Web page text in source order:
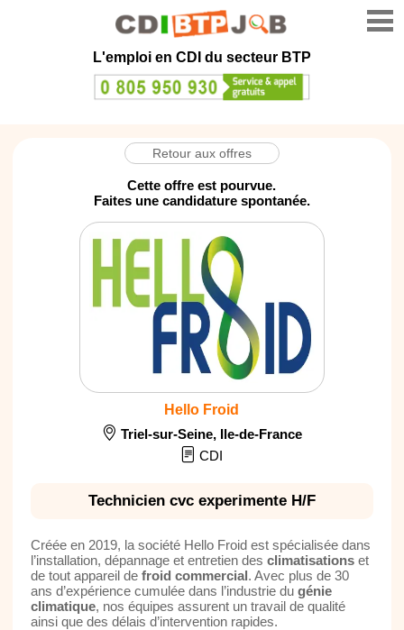
L'emploi en CDI du secteur BTP
Retour aux offres
Cette offre est pourvue.
Faites une candidature spontanée.
Hello Froid
Triel-sur-Seine, Ile-de-France
CDI
Technicien cvc experimente H/F
Créée en 2019, la société Hello Froid est spécialisée dans
l’installation, dépannage et entretien des climatisationset
de tout appareil de froid commercial. Avec plus de 30
ans d’expérience cumulée dans l’industrie du génie
climatique, nos équipes assurent un travail de qualité
ainsi que des délais d’intervention rapides.